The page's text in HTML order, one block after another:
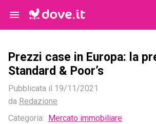
Prezzi case in Europa: la
Standard & Poor’s
Pubblicata il 19/11/2021
da Redazione
Categoria:
Mercato immobiliare